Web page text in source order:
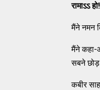
रामाऽऽ हो!
मैंने नमन
मैंने
सबने छोड़
कबीर